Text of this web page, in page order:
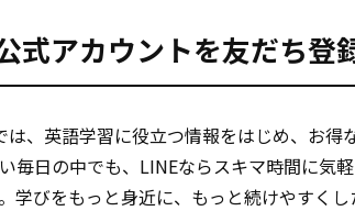
式アカウントを友だち登
は、英語学習に役立つ情報をはじめ、お得
毎日の中でも、LINEならスキマ時間に気
学びをもっと身近に、もっと続けやすく